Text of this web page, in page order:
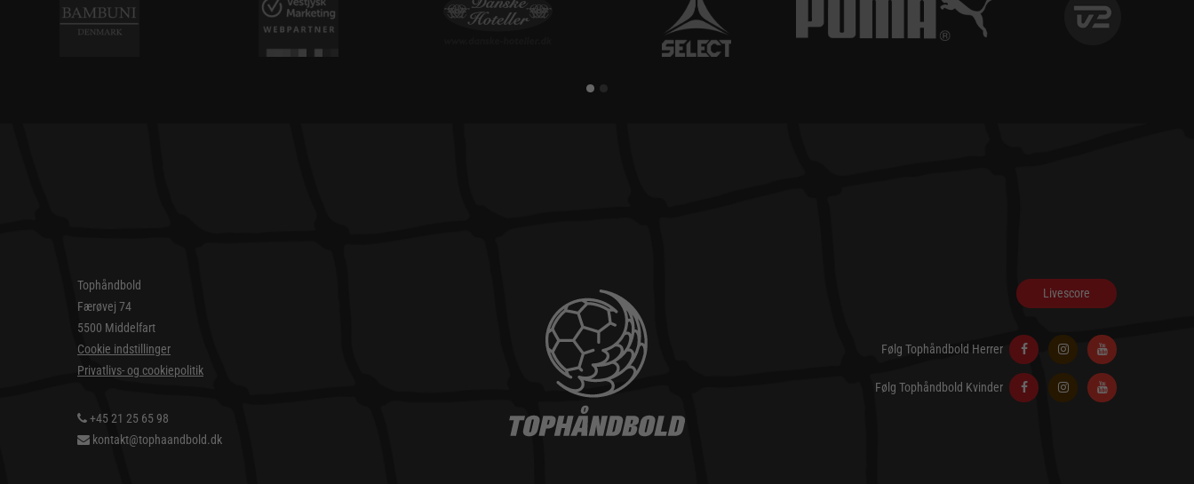
Tophåndbold
Færøvej 74
5500 Middelfart
Cookie indstillinger
Privatlivs- og cookiepolitik
+45 21 25 65 98
kontakt@tophaandbold.dk
Livescore
Følg Tophåndbold Herrer
Følg Tophåndbold Kvinder